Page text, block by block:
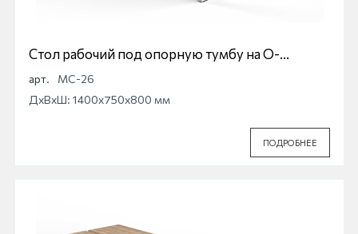
Стол рабочий под опорную тумбу на О-
образной опоре Магна МС-26
арт.
МС-26
ДхВхШ: 1400x750x800 мм
ПОДРОБНЕЕ